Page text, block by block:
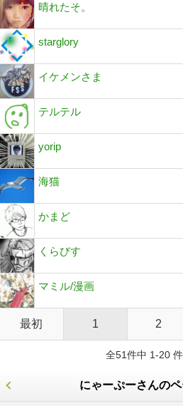
晴れたそ。
starglory
イケメンさま
テルテル
yorip
海猫
かまど
くらびす
マミル/漫画
最初 1 2
全51件中 1-20
にゃーぷーさんの